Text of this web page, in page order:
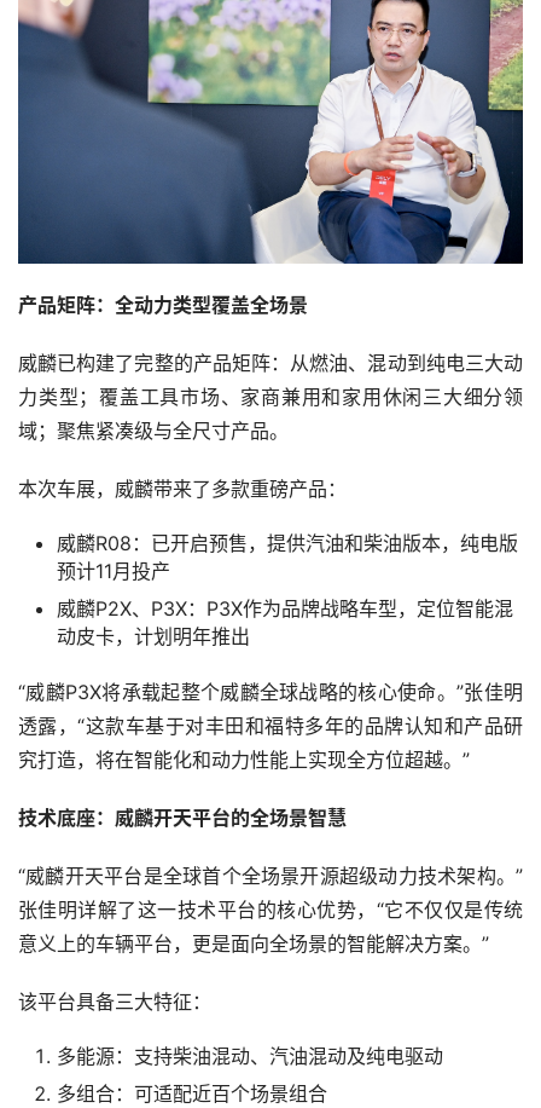
产品矩阵：全动力类型覆盖全场景
威麟已构建了完整的产品矩阵：从燃油、混动到纯电三大动
力类型；覆盖工具市场、家商兼用和家用休闲三大细分领
域；聚焦紧凑级与全尺寸产品。
本次车展，威麟带来了多款重磅产品：
威麟R08：已开启预售，提供汽油和柴油版本，纯电版
预计11月投产
威麟P2X、P3X：P3X作为品牌战略车型，定位智能混
动皮卡，计划明年推出
“威麟P3X将承载起整个威麟全球战略的核心使命。”张佳明
透露，“这款车基于对丰田和福特多年的品牌认知和产品研
究打造，将在智能化和动力性能上实现全方位超越。”
技术底座：威麟开天平台的全场景智慧
“威麟开天平台是全球首个全场景开源超级动力技术架构。”
张佳明详解了这一技术平台的核心优势，“它不仅仅是传统
意义上的车辆平台，更是面向全场景的智能解决方案。”
该平台具备三大特征：
多能源：支持柴油混动、汽油混动及纯电驱动
多组合：可适配近百个场景组合